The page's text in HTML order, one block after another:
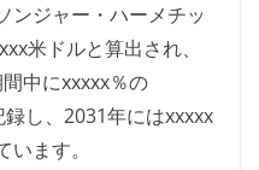
ンジャー・ハーメチッ
米ドルと算出され、
中にxxxxx％の
し、2031年にはxxxxx
ます。